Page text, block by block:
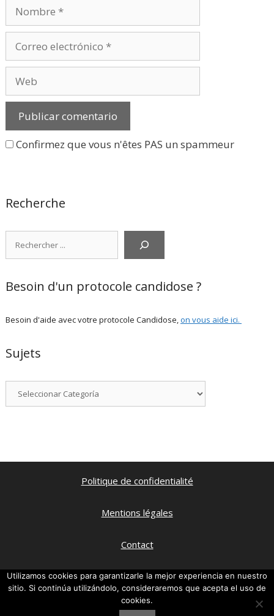
electrónico
Confirmez que vous n'êtes PAS un spammeur
Recherche
Besoin d'un protocole candidose ?
Besoin d'aide avec votre protocole Candidose,on vous aide ici.
Sujets
Politique de confidentialité
Mentions légales
Contact
Qui suis je ?
Ma chaine Youtube
Utilizamos cookies para garantizarle la mejor experiencia en nuestro
sitio. Si continúa utilizándolo, consideraremos que acepta el uso de
cookies.